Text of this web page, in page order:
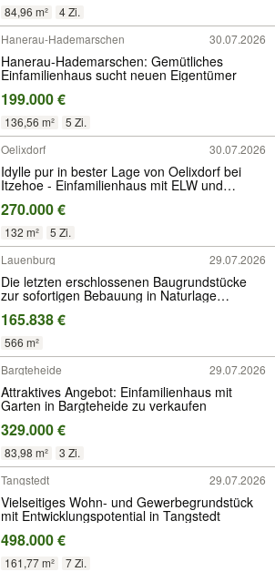
84,96 m²
4 Zi.
Hanerau-Hademarschen
30.07.2026
Hanerau-Hademarschen: Gemütliches
Einfamilienhaus sucht neuen Eigentümer
199.000 €
136,56 m²
5 Zi.
Oelixdorf
30.07.2026
Idylle pur in bester Lage von Oelixdorf bei
Itzehoe - Einfamilienhaus mit ELW und
270.000 €
132 m²
5 Zi.
Lauenburg
29.07.2026
Die letzten erschlossenen Baugrundstücke
zur sofortigen Bebauung in Naturlage
Lauenburg/ Elbe
165.838 €
566 m²
Bargteheide
29.07.2026
Attraktives Angebot: Einfamilienhaus mit
Garten in Bargteheide zu verkaufen
329.000 €
83,98 m²
3 Zi.
Tangstedt
29.07.2026
Vielseitiges Wohn- und Gewerbegrundstück
mit Entwicklungspotential in Tangstedt
498.000 €
161,77 m²
7 Zi.